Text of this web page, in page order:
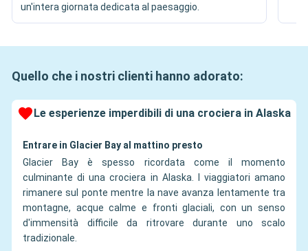
un'intera giornata dedicata al paesaggio.
Quello che i nostri clienti hanno adorato:
Le esperienze imperdibili di una crociera in Alaska
Entrare in Glacier Bay al mattino presto
Glacier Bay è spesso ricordata come il momento
culminante di una crociera in Alaska. I viaggiatori amano
rimanere sul ponte mentre la nave avanza lentamente tra
montagne, acque calme e fronti glaciali, con un senso
d'immensità difficile da ritrovare durante uno scalo
tradizionale.